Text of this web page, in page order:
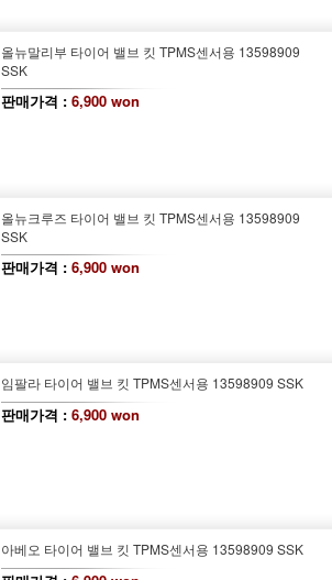
올뉴말리부 타이어 밸브 킷 TPMS센서용 13598909
SSK
판매가격 : 6,900 won
올뉴크루즈 타이어 밸브 킷 TPMS센서용 13598909
SSK
판매가격 : 6,900 won
임팔라 타이어 밸브 킷 TPMS센서용 13598909 SSK
판매가격 : 6,900 won
아베오 타이어 밸브 킷 TPMS센서용 13598909 SSK